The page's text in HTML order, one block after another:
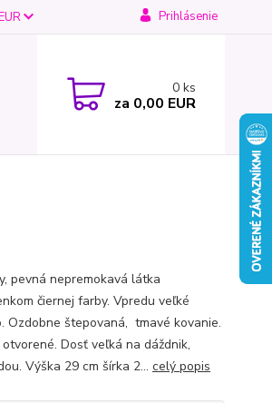
Prihlásenie
0 ks
za 0,00 EUR
pevná nepremokavá látka
čiernej farby. Vpredu veľké
Ozdobne štepovaná, tmavé kovanie.
Dosť veľká na dáždnik,
Výška 29 cm šírka 2... celý popis